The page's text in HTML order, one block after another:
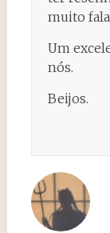
muito
Um
nós.
Beijos.